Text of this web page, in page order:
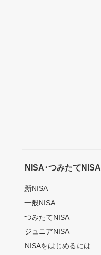
NISA･つみたてNISA
新NISA
一般NISA
つみたてNISA
ジュニアNISA
NISAをはじめるには